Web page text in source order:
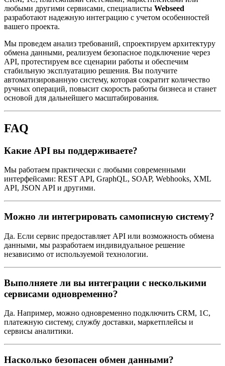
любыми другими сервисами, специалисты Webseed
разработают надежную интеграцию с учетом особенностей
вашего проекта.
Мы проведем анализ требований, спроектируем архитектуру
обмена данными, реализуем безопасное подключение через
API, протестируем все сценарии работы и обеспечим
стабильную эксплуатацию решения. Вы получите
автоматизированную систему, которая сократит количество
ручных операций, повысит скорость работы бизнеса и станет
основой для дальнейшего масштабирования.
FAQ
Какие API вы поддерживаете?
Мы работаем практически с любыми современными
интерфейсами: REST API, GraphQL, SOAP, Webhooks, XML
API, JSON API и другими.
Можно ли интегрировать самописную систему?
Да. Если сервис предоставляет API или возможность обмена
данными, мы разработаем индивидуальное решение
независимо от используемой технологии.
Выполняете ли вы интеграции с несколькими
сервисами одновременно?
Да. Например, можно одновременно подключить CRM, 1С,
платежную систему, службу доставки, маркетплейсы и
сервисы аналитики.
Насколько безопасен обмен данными?